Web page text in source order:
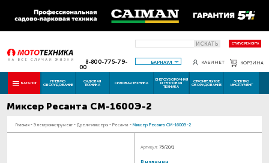
ИСКАТЬ СТАТУС РЕМОНТА
8-800-775-79-
00
БАРНАУЛ КАБИНЕТ КОРЗИНА
КАТАЛОГ ПНЕВМО
ОБОРУДОВАНИЕ
САДОВАЯ
ТЕХНИКА СИЛОВАЯ ТЕХНИКА
СНЕГОУБОРОЧНАЯ
И ТЕПЛОВАЯ
ТЕХНИКА
СТРОИТЕЛЬНОЕ
ОБОРУДОВАНИЕ
ЭЛЕКТРО
ИНСТРУМЕНТ
Миксер Ресанта СМ-1600Э-2
Главная - Электроинструмент - Дрели-миксеры - Ресанта - Миксер Ресанта СМ-1600Э-2
Артикул: 75/20/1